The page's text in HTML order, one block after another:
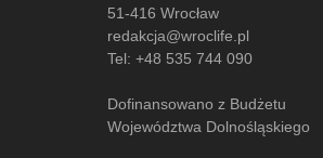
51-416 Wrocław
redakcja@wroclife.pl
Tel: +48 535 744 090
Dofinansowano z Budżetu
Województwa Dolnośląskiego